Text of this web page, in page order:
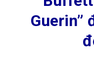
Guerin”